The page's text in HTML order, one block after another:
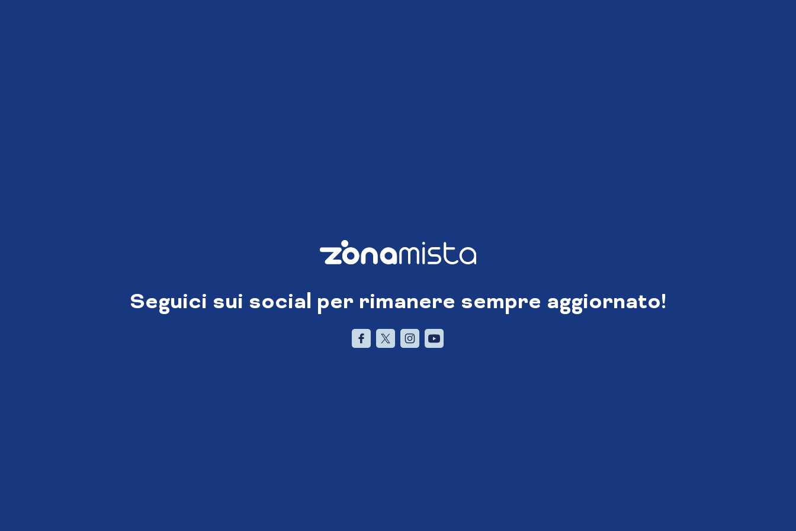
Seguici sui social per rimanere sempre aggiornato!